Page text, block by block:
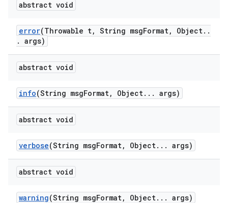
abstract void
error(Throwable t, String msgFormat, Object. .
. args)
abstract void
info(String msgFormat, Object. . . args)
abstract void
verbose(String msgFormat, Object. . . args)
abstract void
warning(String msgFormat, Object. . . args)